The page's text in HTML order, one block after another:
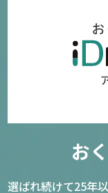
お
選ばれ続けて25年以